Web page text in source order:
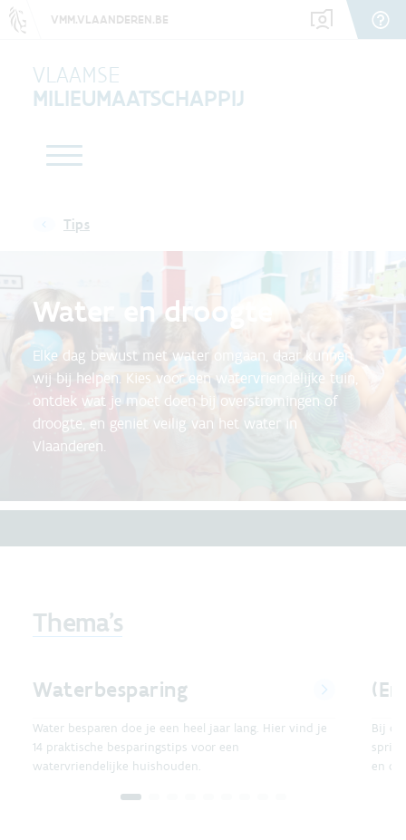
VMM.VLAANDEREN.BE
VLAAMSE
MILIEUMAATSCHAPPIJ
Tips
Water en droogte
Elke dag bewust met water omgaan, daar kunnen
wij bij helpen. Kies voor een watervriendelijke tuin,
ontdek wat je moet doen bij overstromingen of
droogte, en geniet veilig van het water in
Vlaanderen.
Thema's
Waterbesparing
Water besparen doe je een heel jaar lang. Hier vind je
14 praktische besparingstips voor een
watervriendelijke huishouden.
Bij
en